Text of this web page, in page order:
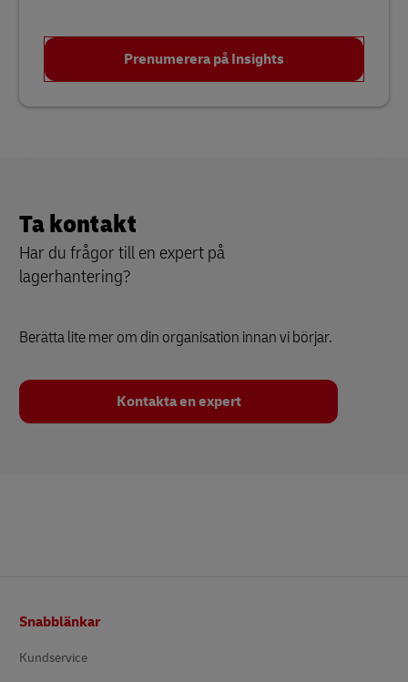
Prenumerera på Insights
Ta kontakt
Har du frågor till en expert på
lagerhantering?
Berätta lite mer om din organisation innan vi börjar.
Kontakta en expert
Snabblänkar
Kundservice